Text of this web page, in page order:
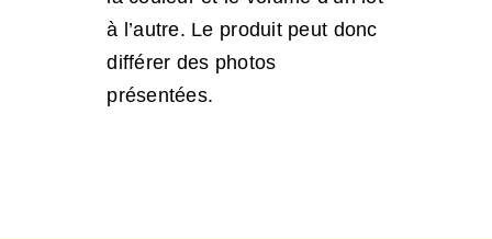
à l’autre. Le produit peut donc
différer des photos
présentées.